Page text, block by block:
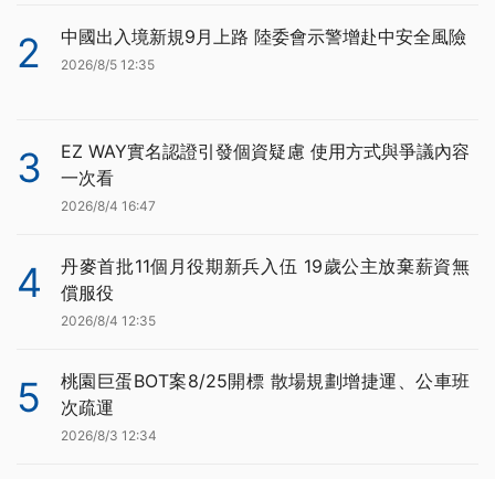
2 中國出入境新規9月上路 陸委會示警增赴中安全風險
2026/8/5 12:35
3
EZ WAY實名認證引發個資疑慮 使用方式與爭議內容
一次看
2026/8/4 16:47
4
丹麥首批11個月役期新兵入伍 19歲公主放棄薪資無
償服役
2026/8/4 12:35
5
桃園巨蛋BOT案8/25開標 散場規劃增捷運、公車班
次疏運
2026/8/3 12:34